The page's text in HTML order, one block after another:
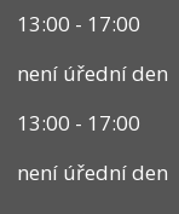
13:00 - 17:00
není úřední den
13:00 - 17:00
není úřední den